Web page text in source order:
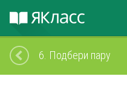
6. Подбери пару